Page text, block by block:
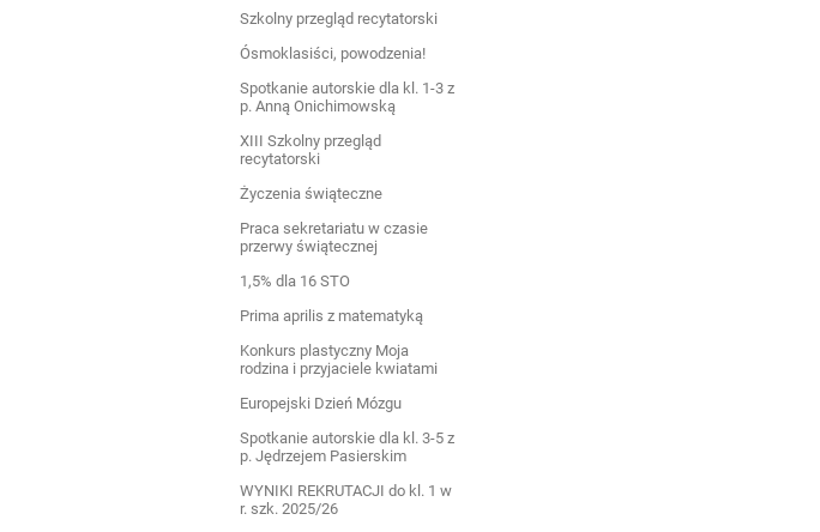
Szkolny przegląd recytatorski
Ósmoklasiści, powodzenia!
Spotkanie autorskie dla kl. 1-3 z
p. Anną Onichimowską
XIII Szkolny przegląd
recytatorski
Życzenia świąteczne
Praca sekretariatu w czasie
przerwy świątecznej
1,5% dla 16 STO
Prima aprilis z matematyką
Konkurs plastyczny Moja
rodzina i przyjaciele kwiatami
Europejski Dzień Mózgu
Spotkanie autorskie dla kl. 3-5 z
p. Jędrzejem Pasierskim
WYNIKI REKRUTACJI do kl. 1 w
r. szk. 2025/26